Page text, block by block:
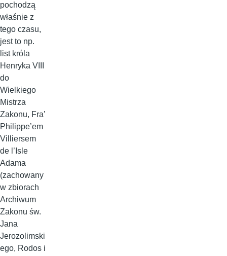
pochodzą
właśnie z
tego czasu,
jest to np.
list króla
Henryka VIII
do
Wielkiego
Mistrza
Zakonu, Fra’
Philippe’em
Villiersem
de l’Isle
Adama
(zachowany
w zbiorach
Archiwum
Zakonu św.
Jana
Jerozolimski
ego, Rodos i